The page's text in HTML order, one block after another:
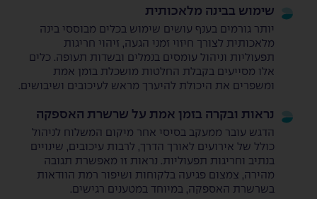
שימוש בבינה מלאכותית
יותר גורמים בענף עושים שימוש בכלים מבוססי בינה
מלאכותית לצורך חיזוי זמני הגעה, זיהוי חריגות
תפעוליות וניהול עומסים בנמלים ובשדות תעופה. כלים
אלו מסייעים בקבלת החלטות מושכלת בזמן אמת
ומשפרים את היכולת להיערך מראש לעיכובים ושיבושים.
נראות ובקרה בזמן אמת על שרשרת האספקה
הדגש עובר ממעקב בסיסי אחר מיקום המשלוח לניהול
כולל של אירועים לאורך הדרך, לרבות עיכובים, שינויים
בנתיב וחריגות תפעוליות. נראות זו מאפשרת תגובה
מהירה, צמצום פגיעה בלקוחות ושיפור רמת הוודאות
בשרשרת האספקה, במיוחד במטענים רגישים.